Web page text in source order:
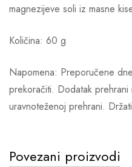
magnezijeve soli iz masne
Količina: 60 g
Napomena: Preporučene
prekoračiti. Dodatak prehrani
uravnoteženoj prehrani.
Povezani proizvodi